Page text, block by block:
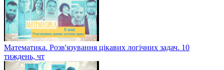
Математика. Розв'язування цікавих логічних задач. 10
тиждень, чт